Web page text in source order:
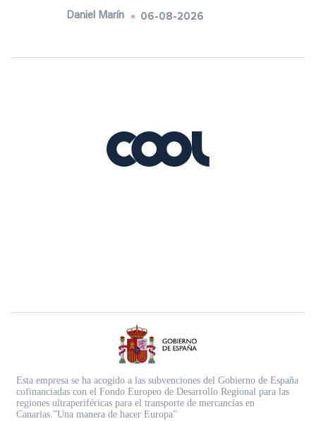
Daniel Marín 06-08-2026
Esta empresa se ha acogido a las subvenciones del Gobierno de España
cofinanciadas con el Fondo Europeo de Desarrollo Regional para las
regiones ultraperiféricas para el transporte de mercancías en
Canarias.”Una manera de hacer Europa”